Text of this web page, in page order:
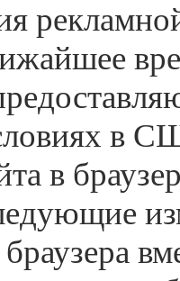
в
в